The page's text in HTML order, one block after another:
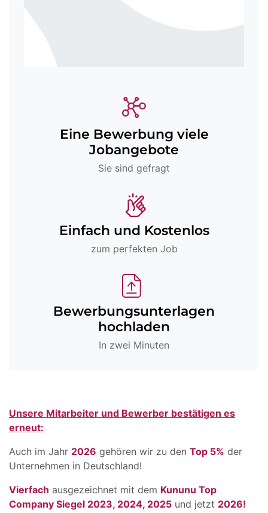
Eine Bewerbung viele
Jobangebote
Sie sind gefragt
Einfach und Kostenlos
zum perfekten Job
Bewerbungsunterlagen
hochladen
In zwei Minuten
Unsere Mitarbeiter und Bewerber bestätigen es
erneut:
Auch im Jahr 2026 gehören wir zu den Top 5% der
Unternehmen in Deutschland!
Vierfach ausgezeichnet mit dem Kununu Top
Company Siegel 2023, 2024, 2025 und jetzt 2026!